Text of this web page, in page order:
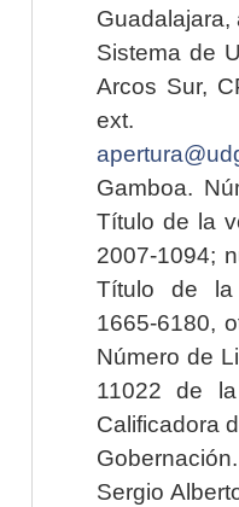
Sistema de
Arcos Sur,
ext.
Gamboa.
Título de la
2007-1094;
Título de la
1665-6180,
Número de
11022 de
Calificadora
Sergio